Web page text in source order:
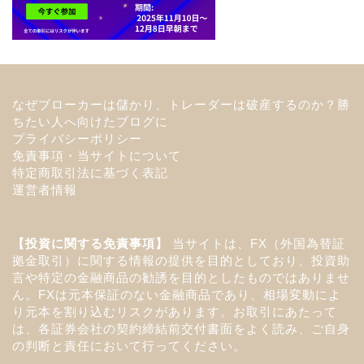
なぜブローカーは儲かり、トレーダーは破産するのか？勝
ちたい人へ向けたブログに
プライバシーポリシー
免責事項・当サイトについて
特定商取引法に基づく表記
運営者情報
【投資に関する免責事項】
当サイトは、FX（外国為替証
拠金取引）に関する情報の提供を目的としており、投資助
言や特定の金融商品の勧誘を目的としたものではありませ
ん。FXは元本保証のない金融商品であり、相場変動によ
り元本を割り込むリスクがあります。お取引にあたって
は、各証券会社の契約締結前交付書面をよく読み、ご自身
の判断と責任において行ってください。